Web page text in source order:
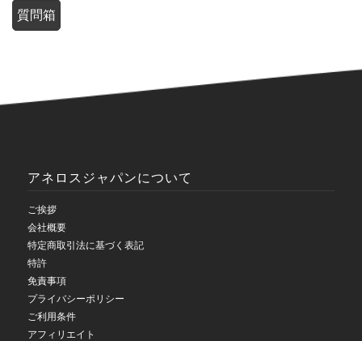
質問箱
アネロスジャパンについて
ご挨拶
会社概要
特定商取引法に基づく表記
特許
免責事項
プライバシーポリシー
ご利用条件
アフィリエイト